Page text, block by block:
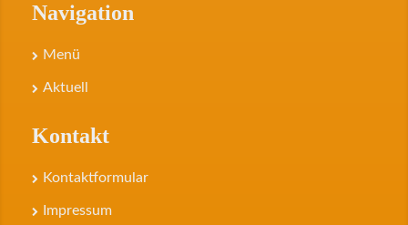
Navigation
Menü
Aktuell
Kontakt
Kontaktformular
Impressum